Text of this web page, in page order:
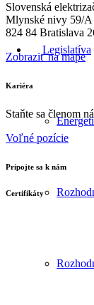
Legislatíva
Slovenská
Mlynské nivy 59/A
824 84 Bratislava
Zobraziť na mape
Kariéra
Staňte sa členom
Voľné pozície
Pripojte sa k nám
Certifikáty